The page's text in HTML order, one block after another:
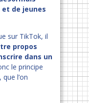
de jeunes
sur TikTok, il
propos
dans un
le principe
que l’on